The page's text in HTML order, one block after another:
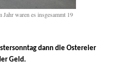
waren es insgesammt 19
dann die Ostereier
Geld.